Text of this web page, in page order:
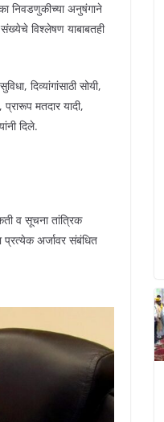
निवडणुकीच्या अनुषंगाने
विश्लेषण याबाबतही
दिव्यांगांसाठी सोयी,
मतदार यादी,
दिले.
व सूचना तांत्रिक
प्रत्येक अर्जावर संबंधित